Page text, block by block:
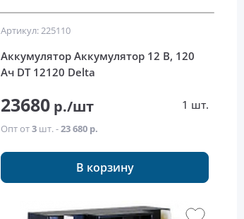
Артикул: 225110
Аккумулятор Аккумулятор 12 В, 120
Ач DT 12120 Delta
23680 р./шт 1 шт.
Опт от3 шт. -23 680 р.
В корзину